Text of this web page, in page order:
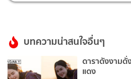
บทความน่าสนใจอื่นๆ
ดาราดังงามดั่
แดง